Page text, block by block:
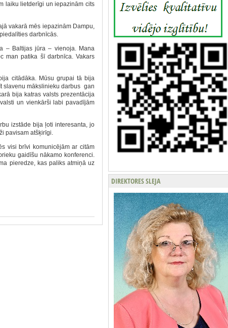
laiku lietderīgi un iepazinām cits
vakarā mēs iepazinām Dampu,
darbnīcās.
– Baltijas jūra – vienoja. Mana
man patika šī darbnīca. Vakars
citādāka. Mūsu grupai tā bija
slavenu mākslinieku darbus gan
bija katras valsts prezentācija
un vienkārši labi pavadījām
izstāde bija ļoti interesanta, jo
pavisam atšķirīgi.
visi brīvi komunicējām ar citām
gaidīšu nākamo konferenci.
pieredze, kas paliks atmiņā uz
DIREKTORES SLEJA